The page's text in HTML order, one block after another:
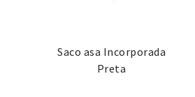
Saco asa Incorporada
Preta